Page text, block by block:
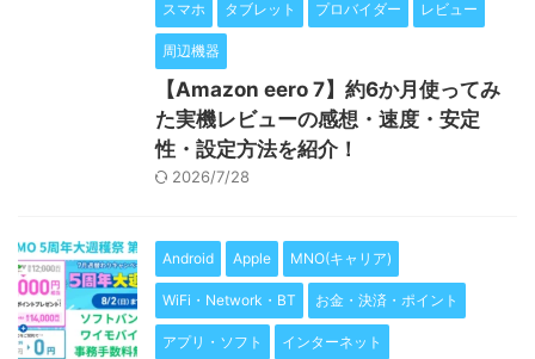
スマホ タブレット プロバイダー レビュー
周辺機器
【Amazon eero 7】約6か月使ってみ
た実機レビューの感想・速度・安定
性・設定方法を紹介！
2026/7/28
Android Apple MNO(キャリア)
WiFi・Network・BT お金・決済・ポイント
アプリ・ソフト インターネット